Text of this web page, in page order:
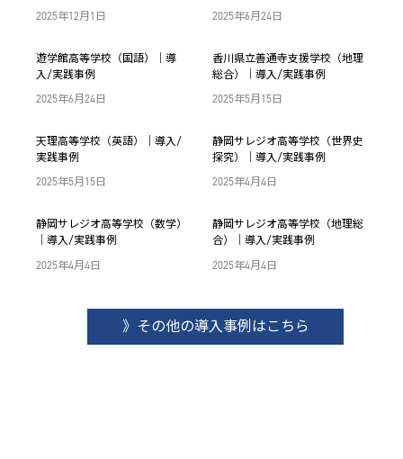
2025年12月1日
2025年6月24日
2025年6月24日
遊学館高等学校（国語）｜導
入/実践事例
2025年5月15日
香川県立善通寺支援学校（地理
総合）｜導入/実践事例
2025年5月15日
天理高等学校（英語）｜導入/
実践事例
2025年4月4日
静岡サレジオ高等学校（世界史
探究）｜導入/実践事例
2025年4月4日
静岡サレジオ高等学校（数学）
｜導入/実践事例
2025年4月4日
静岡サレジオ高等学校（地理総
合）｜導入/実践事例
》その他の導入事例はこちら